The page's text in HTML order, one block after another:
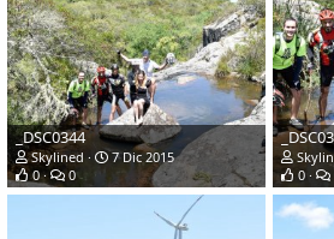
_DSC0344
Skylined
7 Dic 2015
0
0
0